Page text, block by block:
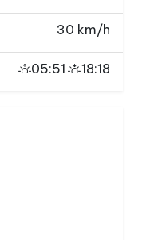
30 km/h
05:51 18:18